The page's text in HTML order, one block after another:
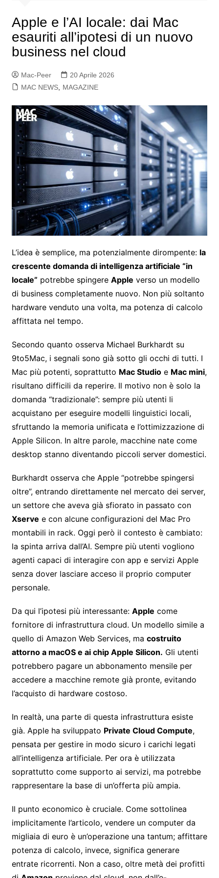
Apple e l’AI locale: dai Mac
esauriti all’ipotesi di un nuovo
business nel cloud
Mac-Peer
20 Aprile 2026
MAC NEWS, MAGAZINE
L’idea è semplice, ma potenzialmente dirompente: la
crescente domanda di intelligenza artificiale “in
locale” potrebbe spingere Apple verso un modello
di business completamente nuovo. Non più soltanto
hardware venduto una volta, ma potenza di calcolo
affittata nel tempo.
Secondo quanto osserva Michael Burkhardt su
9to5Mac, i segnali sono già sotto gli occhi di tutti. I
Mac più potenti, soprattutto Mac Studioe Mac mini,
risultano difficili da reperire. Il motivo non è solo la
domanda “tradizionale”: sempre più utenti li
acquistano per eseguire modelli linguistici locali,
sfruttando la memoria unificata e l’ottimizzazione di
Apple Silicon. In altre parole, macchine nate come
desktop stanno diventando piccoli server domestici.
Burkhardt osserva che Apple “potrebbe spingersi
oltre”, entrando direttamente nel mercato dei server,
un settore che aveva già sfiorato in passato con
Xserve e con alcune configurazioni del Mac Pro
montabili in rack. Oggi però il contesto è cambiato:
la spinta arriva dall’AI. Sempre più utenti vogliono
agenti capaci di interagire con app e servizi Apple
senza dover lasciare acceso il proprio computer
personale.
Da qui l’ipotesi più interessante: Apple come
fornitore di infrastruttura cloud. Un modello simile a
quello di Amazon Web Services, ma costruito
attorno a macOS e ai chip Apple Silicon. Gli utenti
potrebbero pagare un abbonamento mensile per
accedere a macchine remote già pronte, evitando
l’acquisto di hardware costoso.
In realtà, una parte di questa infrastruttura esiste
già. Apple ha sviluppato Private Cloud Compute,
pensata per gestire in modo sicuro i carichi legati
all’intelligenza artificiale. Per ora è utilizzata
soprattutto come supporto ai servizi, ma potrebbe
rappresentare la base di un’offerta più ampia.
Il punto economico è cruciale. Come sottolinea
implicitamente l’articolo, vendere un computer da
migliaia di euro è un’operazione una tantum; affittare
potenza di calcolo, invece, significa generare
entrate ricorrenti. Non a caso, oltre metà dei profitti